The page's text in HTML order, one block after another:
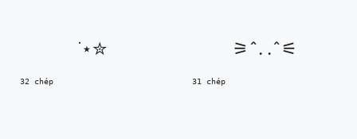
32 chép
˙⋆✮
31 chép
⚞^. .^⚟